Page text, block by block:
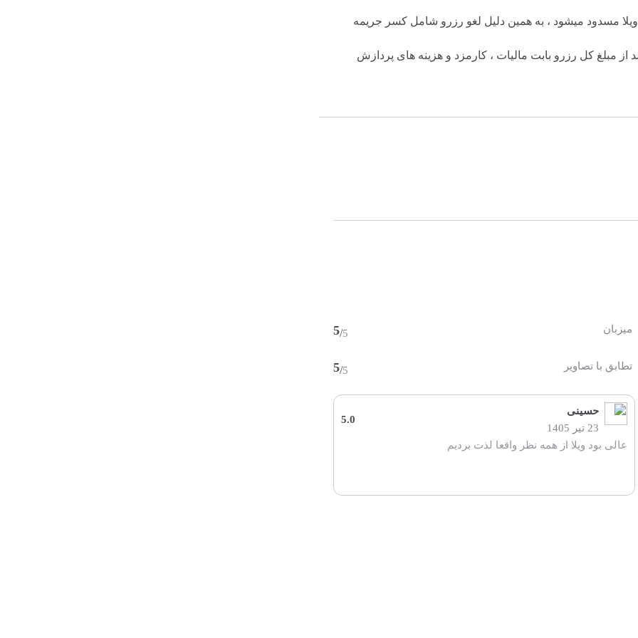
مسدود میشود ، به همین دلیل لغو رزرو شامل کسر جریمه
لغو رزرو از سمت مهمان ، در هر شرایط حداقل 25درصد از مبلغ کل رزرو بابت مالیات ، کارمزد و هزینه های پردازش
میزبان ، بهترین همکاری ممکن را برای تغییر تاریخ یا
میزبان 5
/
5
تطابق با تصاویر 5
/
5
حسینی
23 تیر 1405
5.0
عالی بود ویلا از همه نظر واقعا لذت بردیم